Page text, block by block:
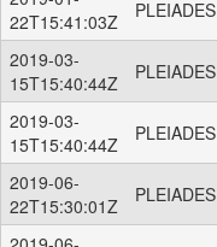
22T15:41:03Z
PLEIADES
2019-03-
15T15:40:44Z
PLEIADES
2019-03-
15T15:40:44Z
PLEIADES
2019-06-
22T15:30:01Z
PLEIADES